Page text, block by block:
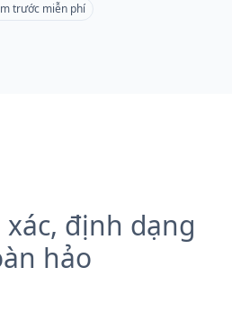
trước miễn phí
định dạng
hảo